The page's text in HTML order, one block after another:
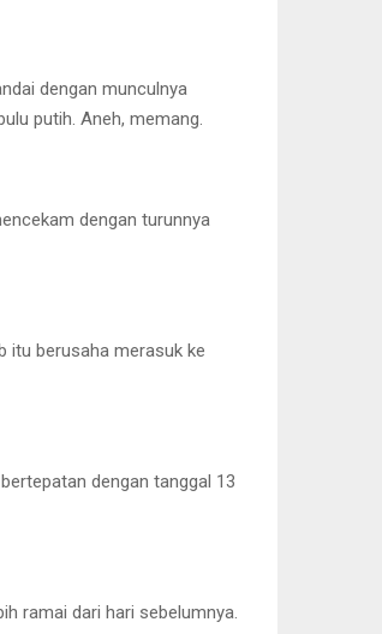
dengan munculnya
putih. Aneh, memang.
dengan turunnya
itu berusaha merasuk ke
dengan tanggal 13
ramai dari hari sebelumnya.